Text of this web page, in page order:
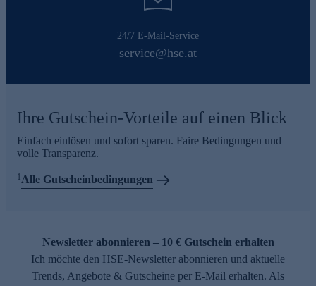
24/7 E-Mail-Service
service@hse.at
Ihre Gutschein-Vorteile auf einen Blick
Einfach einlösen und sofort sparen. Faire Bedingungen und
volle Transparenz.
1Alle Gutscheinbedingungen
Newsletter abonnieren – 10 € Gutschein erhalten
Ich möchte den HSE-Newsletter abonnieren und aktuelle
Trends, Angebote & Gutscheine per E-Mail erhalten. Als